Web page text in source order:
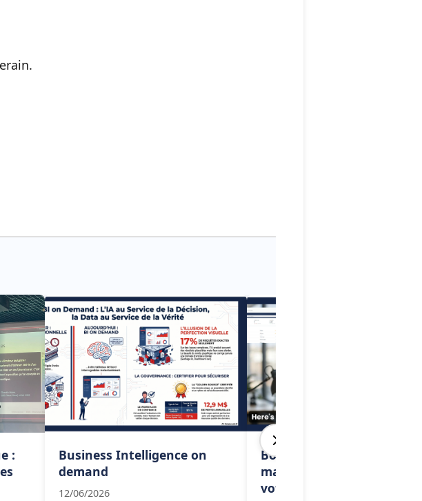
:
Business Intelligence on
demand
12/06/2026
Bodic CRM : 6 nouveautés
majeures pour booster
votre productivité